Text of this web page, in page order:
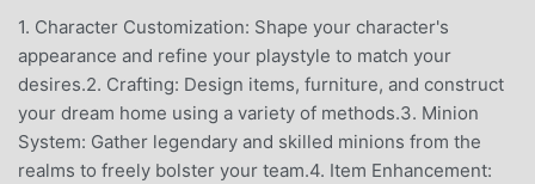
1. Character Customization: Shape your character's
appearance and refine your playstyle to match your
desires.2. Crafting: Design items, furniture, and construct
your dream home using a variety of methods.3. Minion
System: Gather legendary and skilled minions from the
realms to freely bolster your team.4. Item Enhancement: